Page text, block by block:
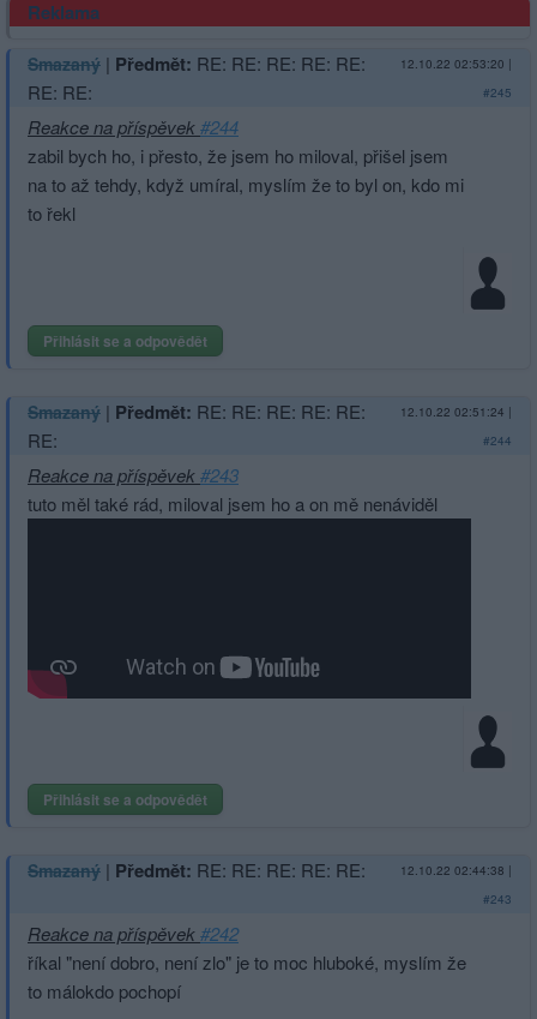
Reklama
Smazaný | Předmět: RE: RE: RE: RE: RE:
RE: RE:
12.10.22 02:53:20 |
#245
Reakce na příspěvek#244
zabil bych ho, i přesto, že jsem ho miloval, přišel jsem
na to až tehdy, když umíral, myslím že to byl on, kdo mi
to řekl
Přihlásit se a odpovědět
Smazaný | Předmět: RE: RE: RE: RE: RE:
RE:
12.10.22 02:51:24 |
#244
Reakce na příspěvek#243
tuto měl také rád, miloval jsem ho a on mě nenáviděl
Přihlásit se a odpovědět
Smazaný | Předmět: RE: RE: RE: RE: RE: 12.10.22 02:44:38 |
#243
Reakce na příspěvek#242
říkal "není dobro, není zlo" je to moc hluboké, myslím že
to málokdo pochopí